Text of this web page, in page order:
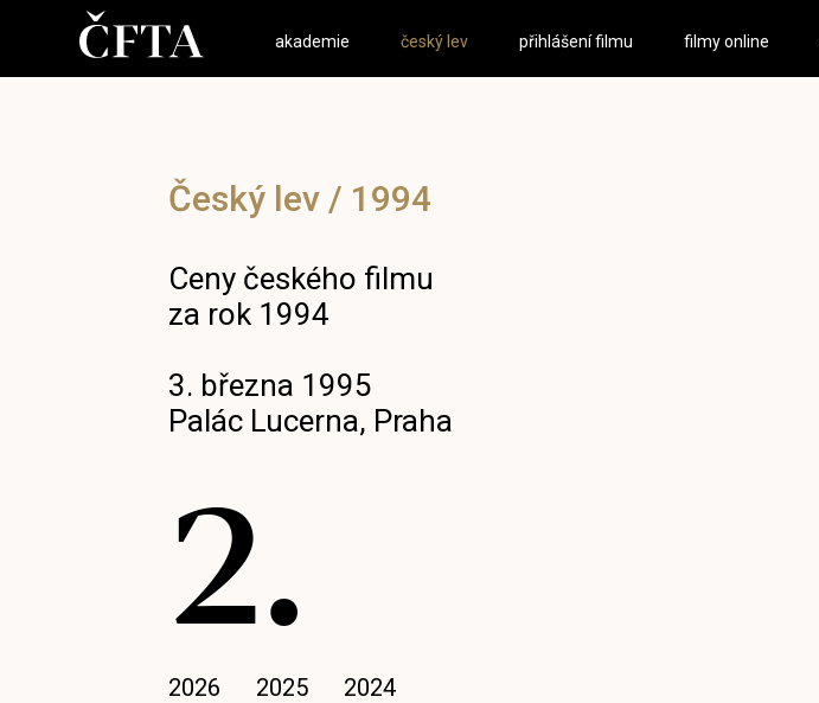
akademie český lev přihlášení filmu filmy online
Český lev / 1994
Ceny českého filmu
za rok 1994
3. března 1995
Palác Lucerna, Praha
2.
2026 2025 2024